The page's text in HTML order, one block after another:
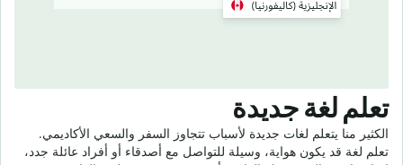
تعلم لغة جديدة
الكثير منا يتعلم لغات جديدة لأسباب تتجاوز السفر والسعي الأكاديمي.
تعلم لغة قد يكون هواية، وسيلة للتواصل مع أصدقاء أو أفراد عائلة جدد،